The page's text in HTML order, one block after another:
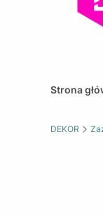
Strona
DEKOR